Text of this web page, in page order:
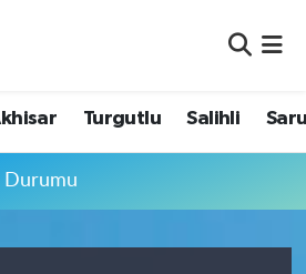
Turgutlu Salihli
Durumu
Haritası